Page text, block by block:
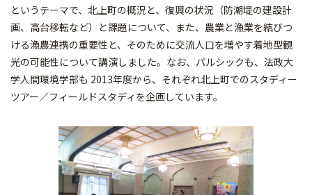
というテーマで、北上町の概況と、復興の状況（防潮堤の建設計
画、高台移転など）と課題について、また、農業と漁業を結びつ
ける漁農連携の重要性と、そのために交流人口を増やす着地型観
光の可能性について講演しました。なお、パルシックも、法政大
学人間環境学部も 2013年度から、それぞれ北上町でのスタディー
ツアー／フィールドスタディを企画しています。